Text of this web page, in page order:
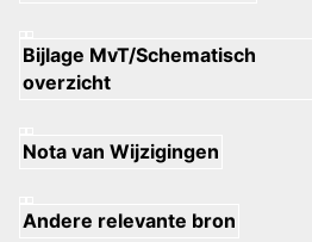
Bijlage MvT/Schematisch
overzicht
Nota van Wijzigingen
Andere relevante bron